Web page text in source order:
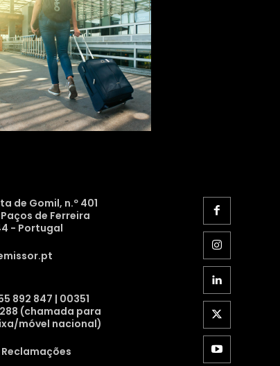
de Gomil, n.º 401
de Ferreira
- Portugal
892 847 | 00351
288 (chamada para
móvel nacional)
Reclamações